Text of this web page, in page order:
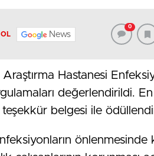
News
0
Hastanesi
değerlendirildi. En
teşekkür belgesi ile
önlenmesinde